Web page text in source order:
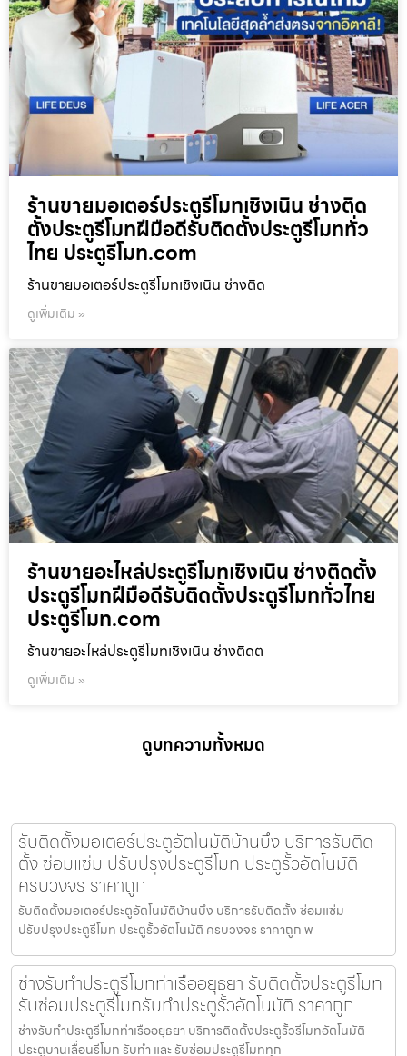
ร้านขายมอเตอร์ประตูรีโมทเชิงเนิน ช่างติด
ตั้งประตูรีโมทฝีมือดีรับติดตั้งประตูรีโมททั่ว
ไทย ประตูรีโมท.com
ร้านขายมอเตอร์ประตูรีโมทเชิงเนิน ช่างติด
ดูเพิ่มเติม »
ร้านขายอะไหล่ประตูรีโมทเชิงเนิน ช่างติดตั้ง
ประตูรีโมทฝีมือดีรับติดตั้งประตูรีโมททั่วไทย
ประตูรีโมท.com
ร้านขายอะไหล่ประตูรีโมทเชิงเนิน ช่างติดต
ดูเพิ่มเติม »
ดูบทความทั้งหมด
รับติดตั้งมอเตอร์ประตูอัตโนมัติบ้านบึง บริการรับติด
ตั้ง ซ่อมแซ่ม ปรับปรุงประตูรีโมท ประตูรั้วอัตโนมัติ
ครบวงจร ราคาถูก
รับติดตั้งมอเตอร์ประตูอัตโนมัติบ้านบึง บริการรับติดตั้ง ซ่อมแซ่ม
ปรับปรุงประตูรีโมท ประตูรั้วอัตโนมัติ ครบวงจร ราคาถูก พ
ช่างรับทำประตูรีโมทท่าเรืออยุธยา รับติดตั้งประตูรีโมท
รับซ่อมประตูรีโมทรับทำประตูรั้วอัตโนมัติ ราคาถูก
ช่างรับทำประตูรีโมทท่าเรืออยุธยา บริการติดตั้งประตูรั้วรีโมทอัตโนมัติ
ประตูบานเลื่อนรีโมท รับทำ และ รับซ่อมประตูรีโมททุก